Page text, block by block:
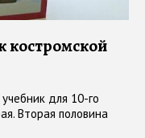
костромской
для 10-го
Вторая половина